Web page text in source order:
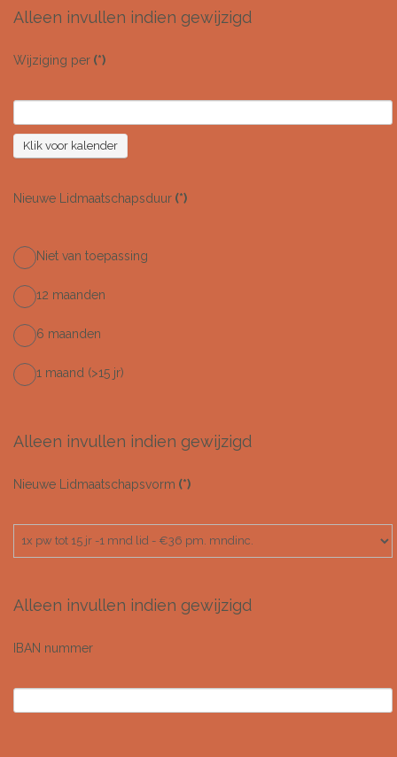
Alleen invullen indien gewijzigd
Wijziging per (*)
Klik voor kalender
Nieuwe Lidmaatschapsduur (*)
Niet van toepassing
12 maanden
6 maanden
1 maand (>15 jr)
Alleen invullen indien gewijzigd
Nieuwe Lidmaatschapsvorm (*)
Alleen invullen indien gewijzigd
IBAN nummer